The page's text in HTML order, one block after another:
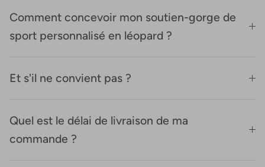
Comment concevoir mon soutien-gorge de
sport personnalisé en léopard ?
Et s'il ne convient pas ?
Quel est le délai de livraison de ma
commande ?